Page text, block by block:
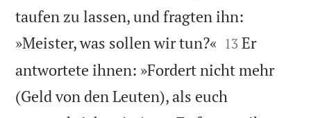
taufen zu lassen, und fragten ihn:
»Meister, was sollen wir tun?« 

13 Er
antwortete ihnen: »Fordert nicht mehr
(Geld von den Leuten), als euch